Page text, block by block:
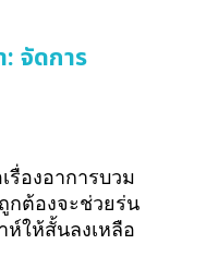
จัดการ
รื่องอาการบวม
กต้องจะช่วยร่น
ห์ให้สั้นลงเหลือ